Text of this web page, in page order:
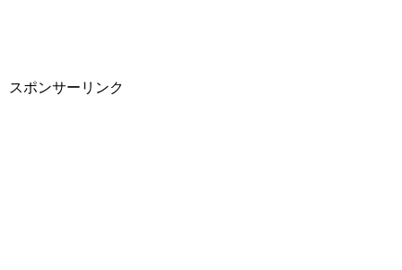
スポンサーリンク